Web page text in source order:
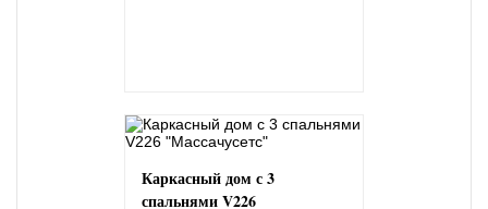
Каркасный дом с 3
спальнями V226